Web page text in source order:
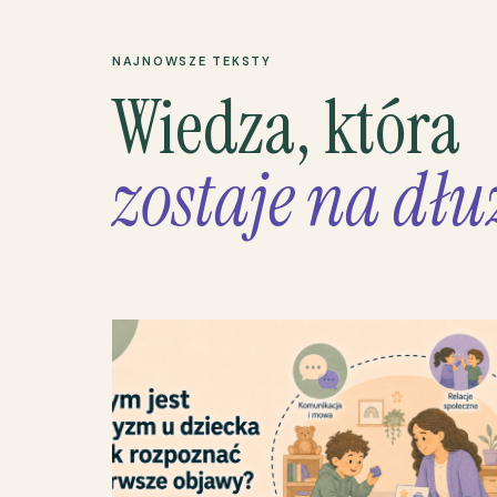
NAJNOWSZE TEKSTY
Wiedza, która
zostaje na